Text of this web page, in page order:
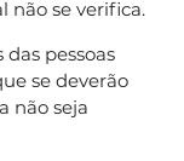
não se verifica.
pessoas
se deverão
não seja